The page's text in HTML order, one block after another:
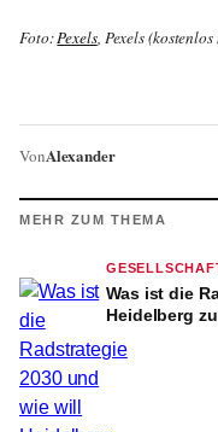
Foto:Pexels, Pexels
VonAlexander
MEHR ZUM THEMA
Was ist die
Heidelberg